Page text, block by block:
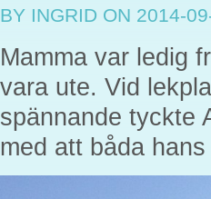
BY INGRID ON 2014-
Mamma var ledig
vara ute. Vid
spännande tyckte
med att båda